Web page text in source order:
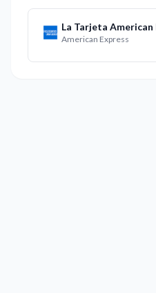
La Tarjeta
American Express